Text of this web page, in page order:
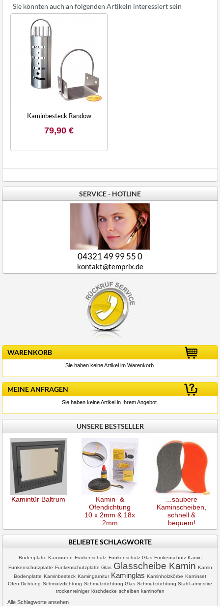
Sie könnten auch an folgenden Artikeln interessiert sein
Kaminbesteck Randow
79,90 €
SERVICE - HOTLINE
04321 49 99 55 0
kontakt@temprix.de
WARENKORB
Sie haben keine Artikel im Warenkorb.
MEINE ANFRAGEN
Sie haben keine Artikel in Ihrem Angebot.
UNSERE BESTSELLER
Kamintür Baltrum
Kamin- &
Ofendichtung
10 x 2mm & 18x
2mm
...saubere
Kaminscheiben,
schnell &
bequem!
BELIEBTE SCHLAGWORTE
Bodenplatte Kaminofen Funkenschutz Funkenschutz Glas Funkenschutz Kamin
Funkenschutzplatte Funkenschutzplatte Glas Glasscheibe Kamin Kamin
Bodenplatte Kaminbesteck Kamingarnitur Kaminglas Kaminholzkörbe Kaminset
Ofen Dichtung Schmutzdichtung Schmutzdichtung Glas Schmutzdichtung Stahl atmosfire
trockenreiniger löschdecke scheiben kaminofen
Alle Schlagworte ansehen